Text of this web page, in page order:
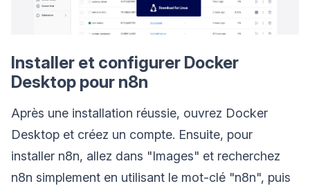
Installer et configurer Docker
Desktop pour n8n
Après une installation réussie, ouvrez Docker
Desktop et créez un compte. Ensuite, pour
installer n8n, allez dans "Images" et recherchez
n8n simplement en utilisant le mot-clé "n8n", puis